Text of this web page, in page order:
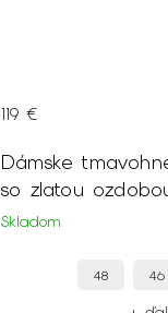
Dámske
so zlatou
Skladom
119 €
48 46